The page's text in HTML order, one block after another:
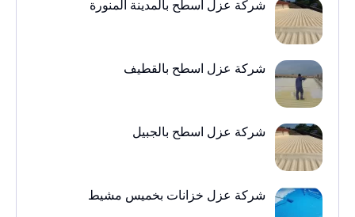
شركة عزل اسطح بالمدينة المنورة
شركة عزل اسطح بالقطيف
شركة عزل اسطح بالجبيل
شركة عزل خزانات بخميس مشيط